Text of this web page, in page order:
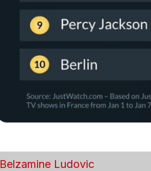
Belzamine Ludovic